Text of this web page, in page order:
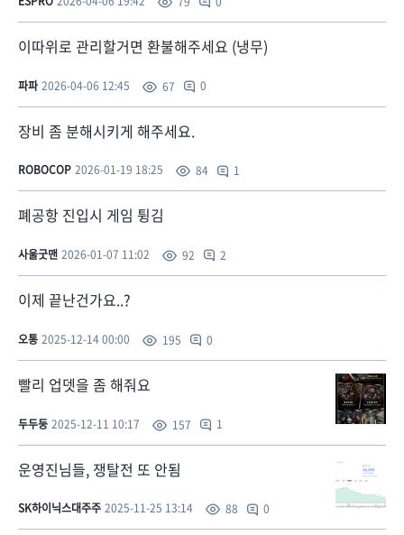
이따위로 관리할거면 환불해주세요 (냉무)
파파 2026-04-06 12:45 67 0
장비 좀 분해시키게 해주세요.
ROBOCOP 2026-01-19 18:25 84 1
폐공항 진입시 게임 튕김
사울굿맨 2026-01-07 11:02 92 2
이제 끝난건가요..?
오통 2025-12-14 00:00 195 0
빨리 업뎃을 좀 해줘요
두두둥 2025-12-11 10:17 157 1
운영진님들, 쟁탈전 또 안됨
SK하이닉스대주주 2025-11-25 13:14 88 0